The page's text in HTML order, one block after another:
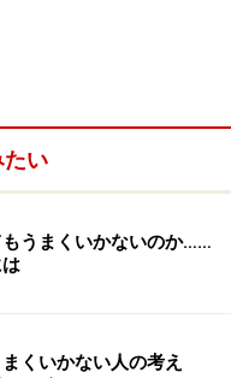
たい
うまくいかないのか……
くいかない人の考え